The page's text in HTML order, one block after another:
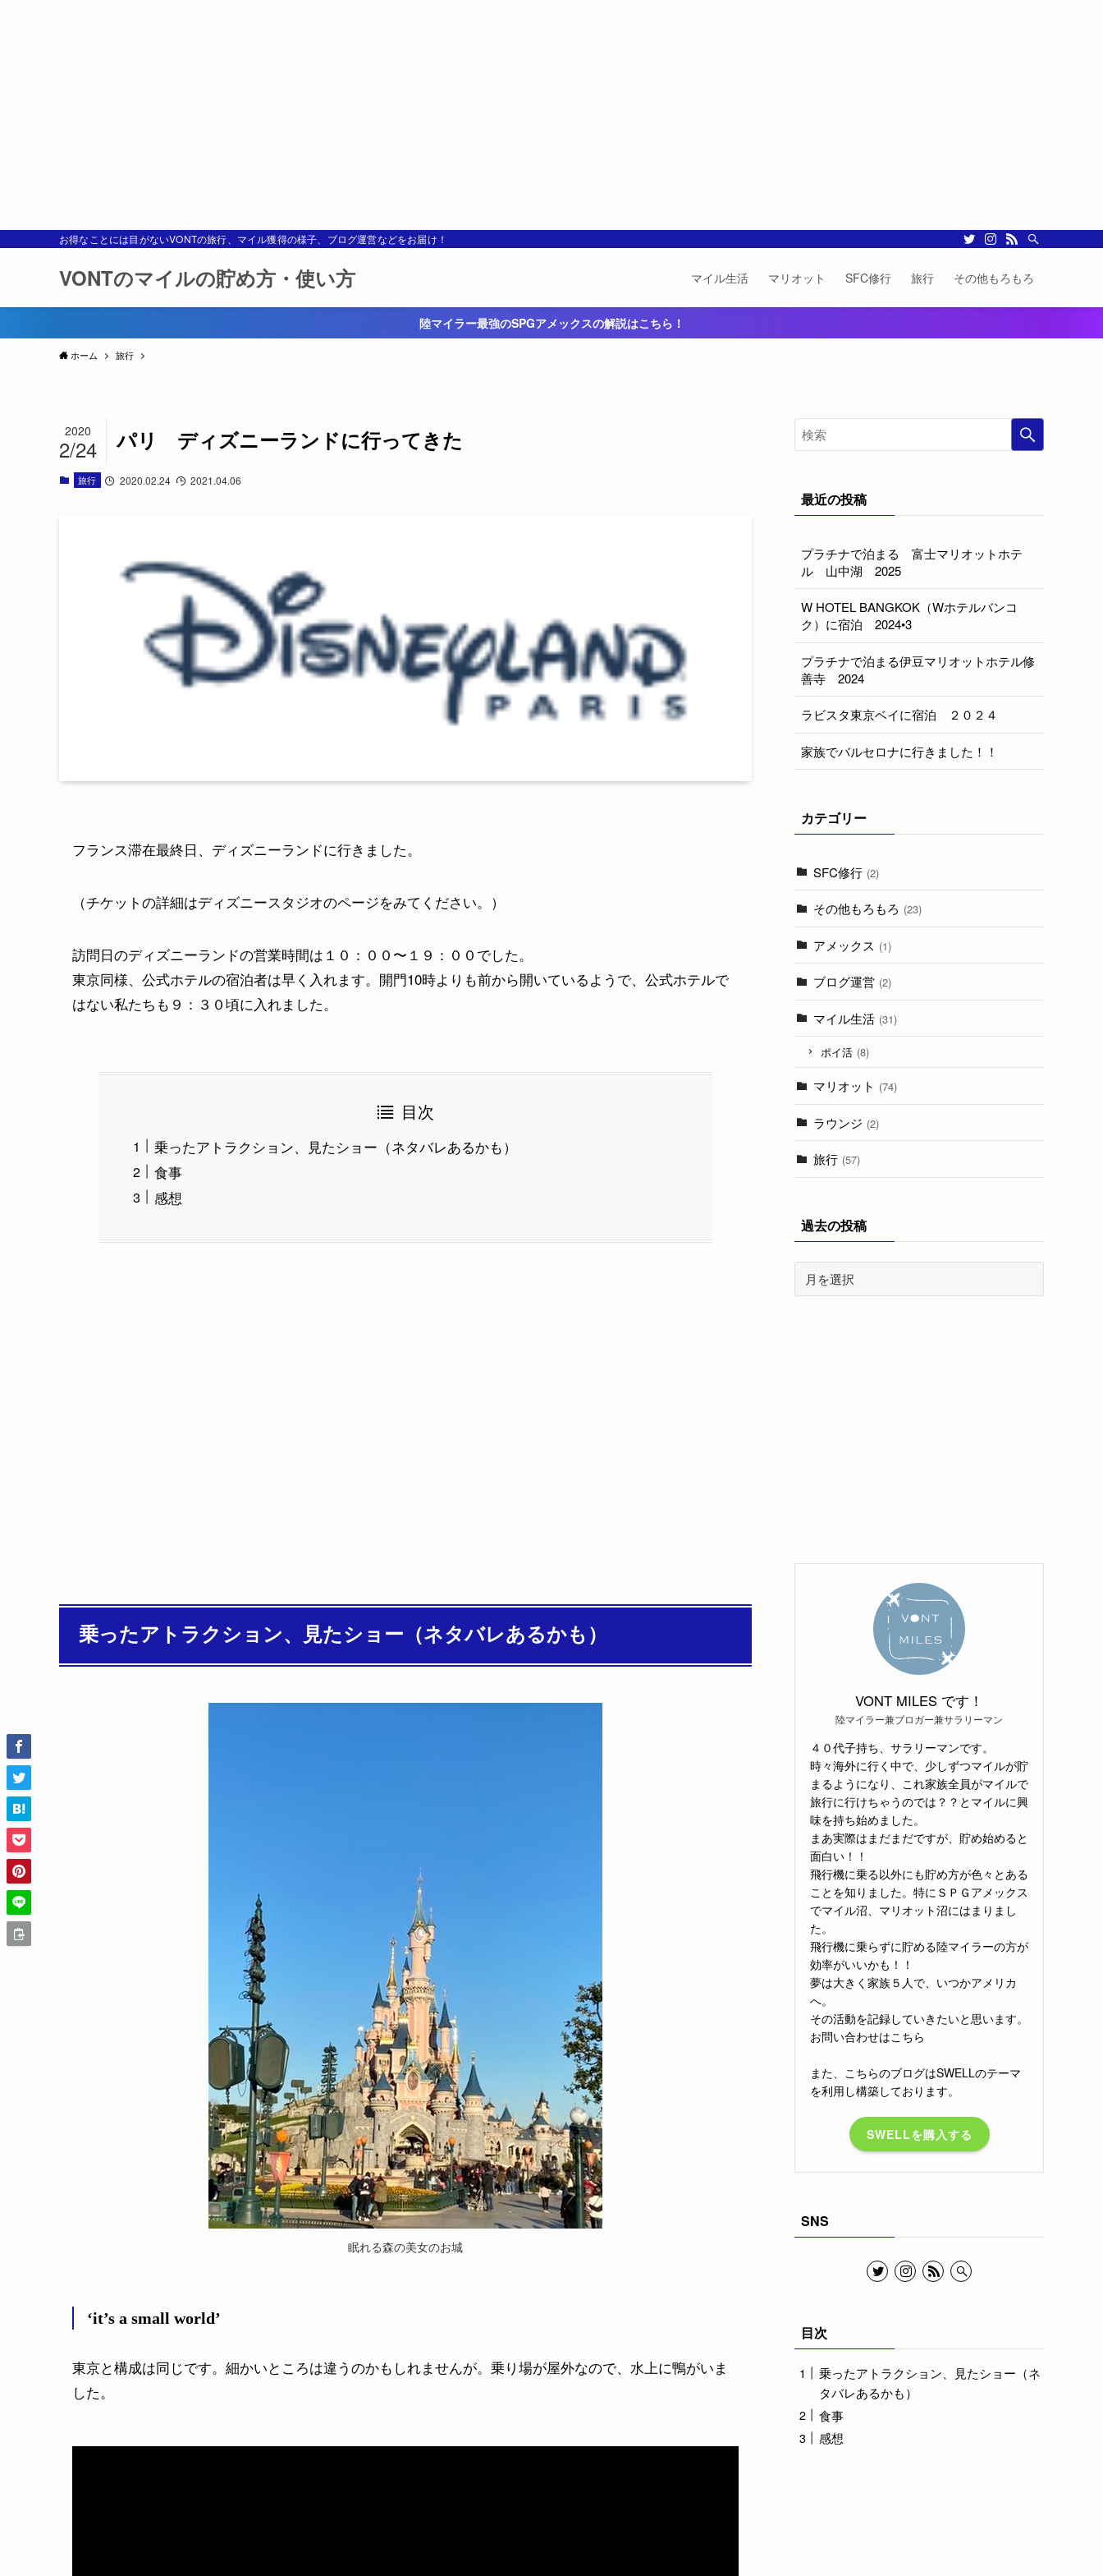
お得なことには目がないVONTの旅行、マイル獲得の様子、ブログ運営などをお届け！
VONTのマイルの貯め方・使い方 マイル生活 マリオット SFC修行 旅行 その他もろもろ
陸マイラー最強のSPGアメックスの解説はこちら！
ホーム 旅行
パリ ディズニーランドに行ってきた
2020
2/24
旅行 2020.02.24 2021.04.06
フランス滞在最終日、ディズニーランドに行きました。
（チケットの詳細はディズニースタジオのページをみてください。）
訪問日のディズニーランドの営業時間は１０：００〜１９：００でした。
東京同様、公式ホテルの宿泊者は早く入れます。開門10時よりも前から開いているようで、公式ホテルで
はない私たちも９：３０頃に入れました。
目次
乗ったアトラクション、見たショー（ネタバレあるかも）
食事
感想
乗ったアトラクション、見たショー（ネタバレあるかも）
眠れる森の美女のお城
‘it’s a small world’
東京と構成は同じです。細かいところは違うのかもしれませんが。乗り場が屋外なので、水上に鴨がいま
した。
最近の投稿
プラチナで泊まる 富士マリオットホテ
ル 山中湖 2025
W HOTEL BANGKOK（Wホテルバンコ
ク）に宿泊 2024•3
プラチナで泊まる伊豆マリオットホテル修
善寺 2024
ラビスタ東京ベイに宿泊 ２０２４
家族でバルセロナに行きました！！
カテゴリー
SFC修行 (2)
その他もろもろ (23)
アメックス (1)
ブログ運営 (2)
マイル生活 (31)
ポイ活 (8)
マリオット (74)
ラウンジ (2)
旅行 (57)
過去の投稿
VONT MILES です！
陸マイラー兼ブロガー兼サラリーマン
４０代子持ち、サラリーマンです。
時々海外に行く中で、少しずつマイルが貯
まるようになり、これ家族全員がマイルで
旅行に行けちゃうのでは？？とマイルに興
味を持ち始めました。
まあ実際はまだまだですが、貯め始めると
面白い！！
飛行機に乗る以外にも貯め方が色々とある
ことを知りました。特にＳＰＧアメックス
でマイル沼、マリオット沼にはまりまし
た。
飛行機に乗らずに貯める陸マイラーの方が
効率がいいかも！！
夢は大きく家族５人で、いつかアメリカ
へ。
その活動を記録していきたいと思います。
お問い合わせはこちら
また、こちらのブログはSWELLのテーマ
を利用し構築しております。
SWELLを購入する
SNS
目次
乗ったアトラクション、見たショー（ネ
タバレあるかも）
食事
感想